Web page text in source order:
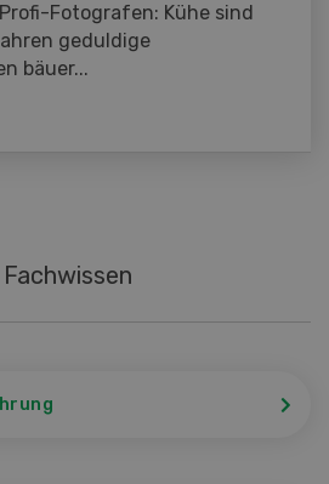
Fotografen: Kühe sind
geduldige
bäuer...